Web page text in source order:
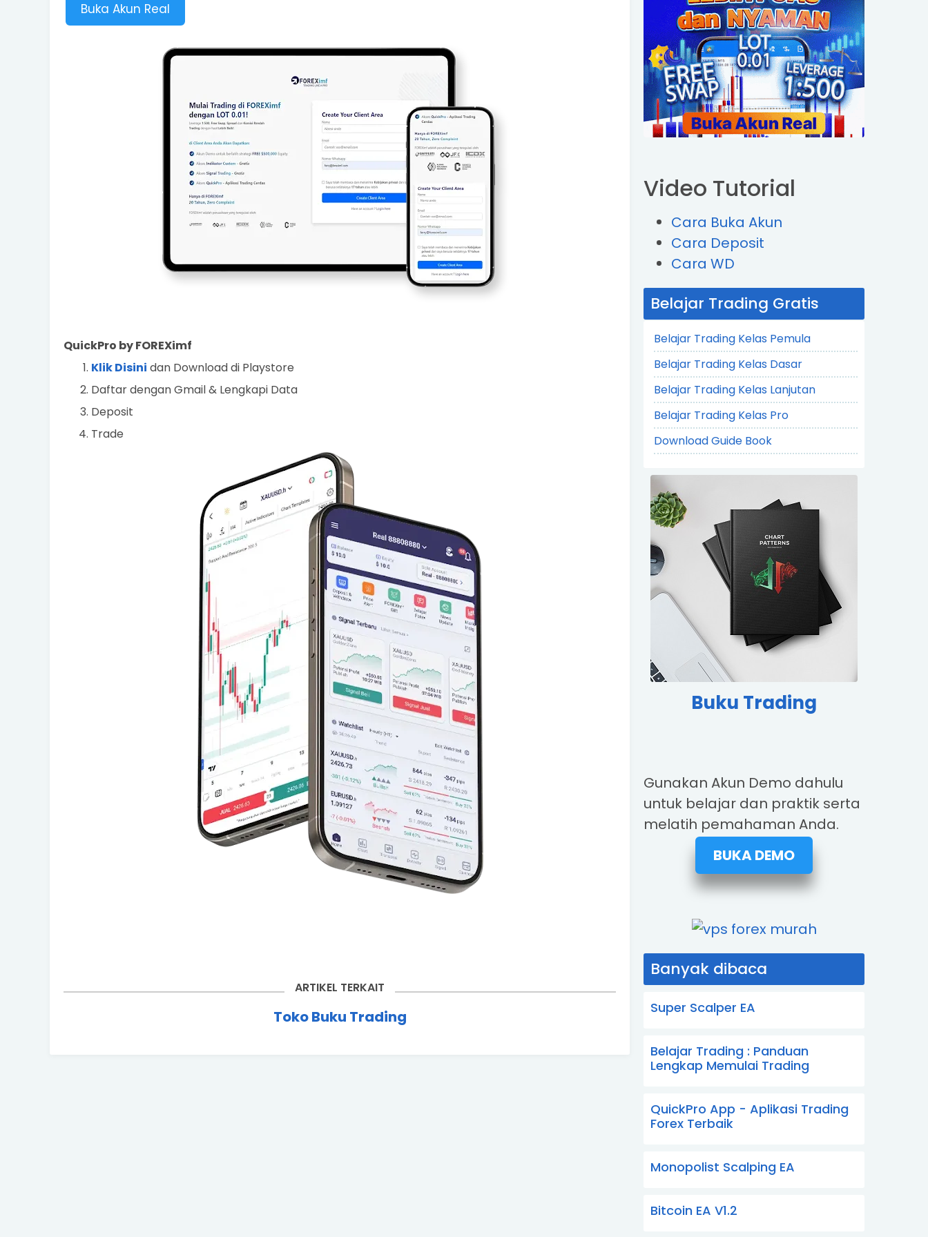
Buka Akun Real
QuickPro by FOREXimf
Klik Disini dan Download di Playstore
Daftar dengan Gmail & Lengkapi Data
Deposit
Trade
ARTIKEL TERKAIT
Toko Buku Trading
Video Tutorial
Cara Buka Akun
Cara Deposit
Cara WD
Belajar Trading Gratis
Belajar Trading Kelas Pemula
Belajar Trading Kelas Dasar
Belajar Trading Kelas Lanjutan
Belajar Trading Kelas Pro
Download Guide Book
Buku Trading
Gunakan Akun Demo dahulu
untuk belajar dan praktik serta
melatih pemahaman Anda.
BUKA DEMO
Banyak dibaca
Super Scalper EA
Belajar Trading : Panduan
Lengkap Memulai Trading
QuickPro App - Aplikasi Trading
Forex Terbaik
Monopolist Scalping EA
Bitcoin EA V1.2